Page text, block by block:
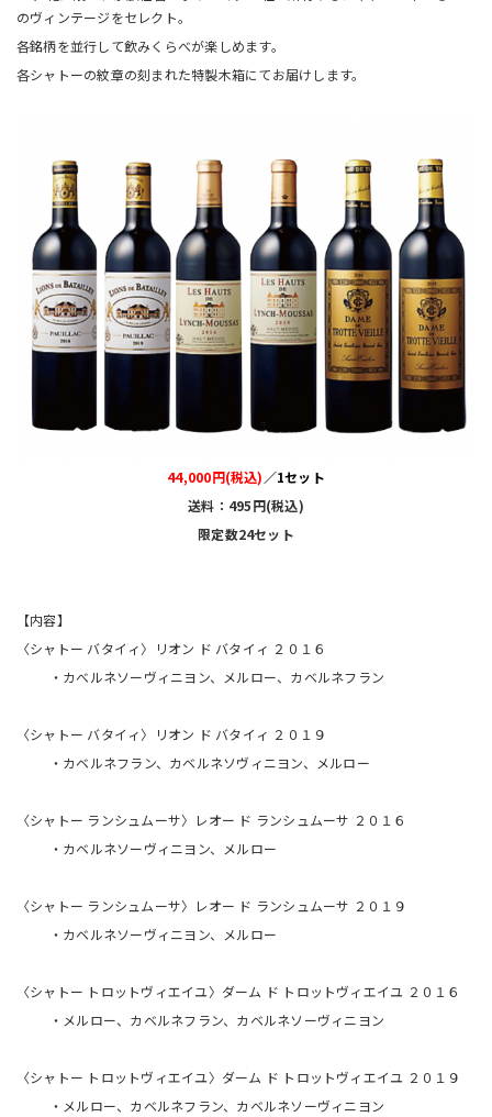
のヴィンテージをセレクト。
各銘柄を並行して飲みくらべが楽しめます。
各シャトーの紋章の刻まれた特製木箱にてお届けします。
44,000円(税込) ／1セット
送料：495円(税込)
限定数24セット
【内容】
〈シャトー バタイィ〉リオン ド バタイィ ２０１６
・カべルネソーヴィニヨン、メルロー、カベルネフラン
〈シャトー バタイィ〉リオン ド バタイィ ２０１９
・カベルネフラン、カベルネソヴィニヨン、メルロー
〈シャトー ランシュムーサ〉レオー ド ランシュムーサ ２０１６
・カベルネソーヴィニヨン、メルロー
〈シャトー ランシュムーサ〉レオー ド ランシュムーサ ２０１９
・カベルネソーヴィニヨン、メルロー
〈シャトー トロットヴィエイユ〉ダーム ド トロットヴィエイユ ２０１６
・メルロー、カベルネフラン、カベルネソーヴィニヨン
〈シャトー トロットヴィエイユ〉ダーム ド トロットヴィエイユ ２０１９
・メルロー、カベルネフラン、カベルネソーヴィニヨン